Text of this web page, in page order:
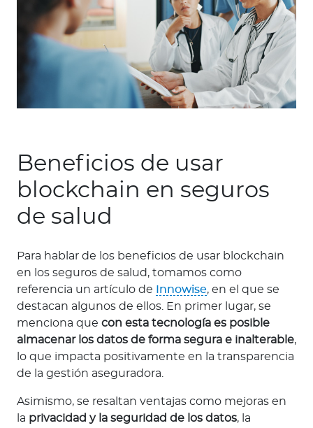
Beneficios de usar
blockchain en seguros
de salud
Para hablar de los beneficios de usar blockchain
en los seguros de salud, tomamos como
referencia un artículo de
Innowise, en el que se
destacan algunos de ellos. En primer lugar, se
menciona que con esta tecnología es posible
almacenar los datos de forma segura e inalterable,
lo que impacta positivamente en la transparencia
de la gestión aseguradora.
Asimismo, se resaltan ventajas como mejoras en
la privacidad y la seguridad de los datos, la